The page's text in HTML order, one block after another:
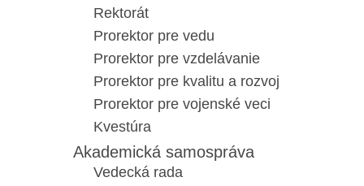
Rektorát
Prorektor pre vedu
Prorektor pre vzdelávanie
Prorektor pre kvalitu a rozvoj
Prorektor pre vojenské veci
Kvestúra
Akademická samospráva
Vedecká rada